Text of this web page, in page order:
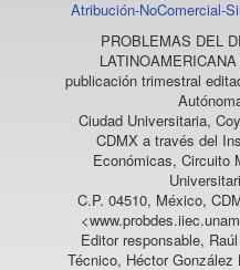
Atribución-NoComercial-
PROBLEMAS DEL
publicación trimestral
Ciudad Universitaria,
CDMX a través del
Económicas, Circuito
C.P. 04510, México,
Editor responsable,
Técnico, Héctor